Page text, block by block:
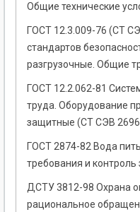
Общие технические
ГОСТ 12.3.009-76 (СТ
стандартов
разгрузочные. Общие
ГОСТ 12.2.062-81
труда. Оборудование
защитные (СТ СЭВ
ГОСТ 2874-82 Вода
требования и контроль
ДСТУ 3812-98 Охрана
рациональное